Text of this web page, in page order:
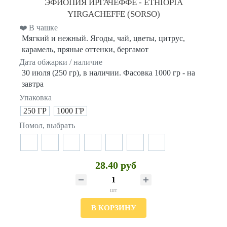
ЭФИОПИЯ ИРГАЧЕФФЕ - ETHIOPIA
YIRGACHEFFE (SORSO)
❤️ В чашке
Мягкий и нежный. Ягоды, чай, цветы, цитрус,
карамель, пряные оттенки, бергамот
Дата обжарки / наличие
30 июля (250 гр), в наличии. Фасовка 1000 гр - на
завтра
Упаковка
250 ГР
1000 ГР
Помол, выбрать
28.40 руб
шт
В КОРЗИНУ